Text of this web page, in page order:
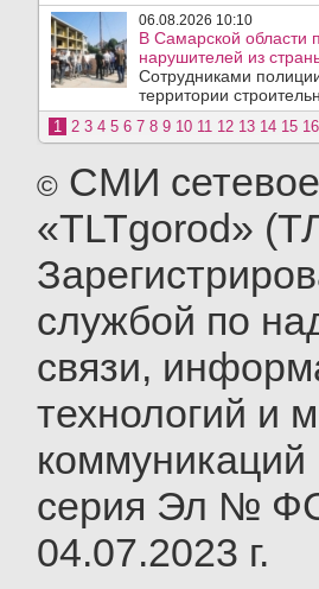
06.08.2026 10:10
В Самарской области
нарушителей из
Сотрудниками
территории
1 2 3 4 5 6 7 8 9 10 11 12 13 14 15 16
© СМИ
«TLTgorod»
службой по
связи,
технологий и
серия Эл №
04.07.2023 г.